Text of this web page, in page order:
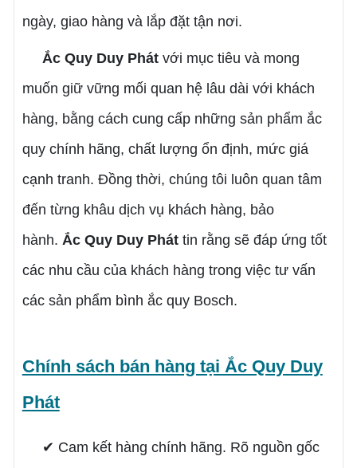
ngày, giao hàng và lắp đặt tận nơi.
Ắc Quy Duy Phát với mục tiêu và mong
muốn giữ vững mối quan hệ lâu dài với khách
hàng, bằng cách cung cấp những sản phẩm ắc
quy chính hãng, chất lượng ổn định, mức giá
cạnh tranh. Đồng thời, chúng tôi luôn quan tâm
đến từng khâu dịch vụ khách hàng, bảo
hành. Ắc Quy Duy Pháttin rằng sẽ đáp ứng tốt
các nhu cầu của khách hàng trong việc tư vấn
các sản phẩm bình ắc quy Bosch.
Chính sách bán hàng tại Ắc Quy Duy
Phát
✔ Cam kết hàng chính hãng. Rõ nguồn gốc